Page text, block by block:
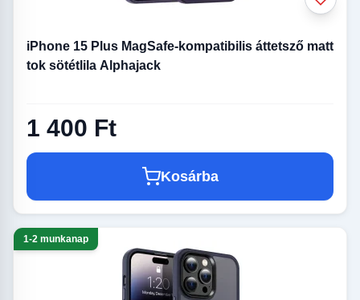
iPhone 15 Plus MagSafe-kompatibilis áttetsző matt
tok sötétlila Alphajack
1 400 Ft
Kosárba
1-2 munkanap